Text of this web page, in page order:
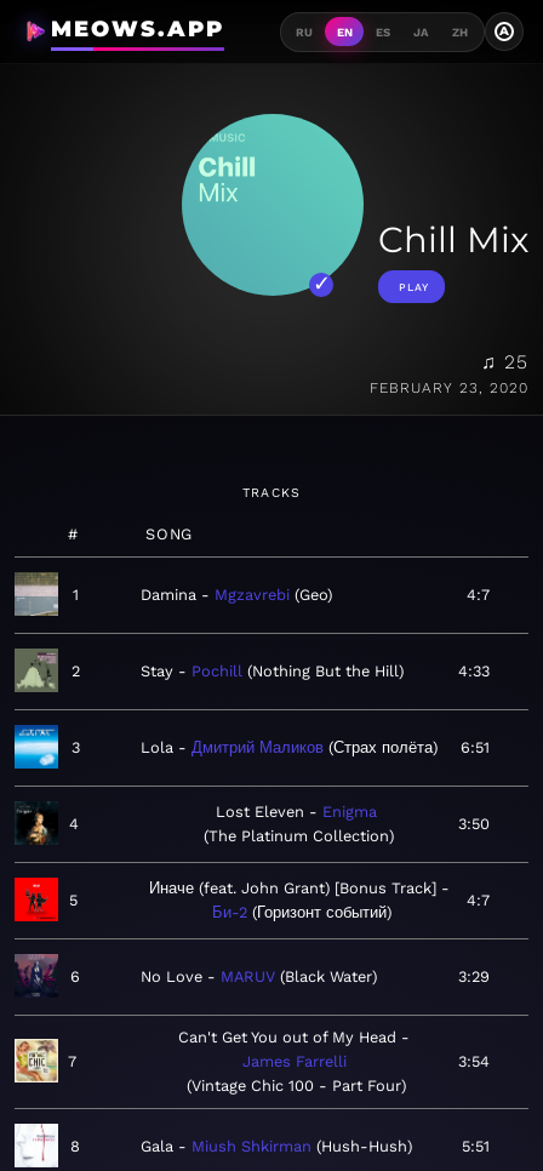
MEOWS.APP RU EN ES JA ZH A
Chill Mix
PLAY
♫ 25
FEBRUARY 23, 2020
TRACKS
# SONG
1 Damina Mgzavrebi Geo 4:7
2 Stay Pochill Nothing But the Hill 4:33
3 Lola Дмитрий Маликов Страх полёта 6:51
4
Lost Eleven
Enigma
The Platinum Collection
3:50
5
Иначе (feat. John Grant) [Bonus Track]
Би-2 Горизонт событий
4:7
6 No Love MARUV Black Water 3:29
7
Can't Get You out of My Head
James Farrelli
Vintage Chic 100 - Part Four
3:54
8 Gala Miush Shkirman Hush-Hush 5:51